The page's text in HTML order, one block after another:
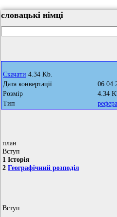
словацькі німці
Скачати 4.34 Kb.
Дата конвертації
Розмір
4.34
Тип
план
Вступ
1 Історія
2 Географічний розподіл
Вступ